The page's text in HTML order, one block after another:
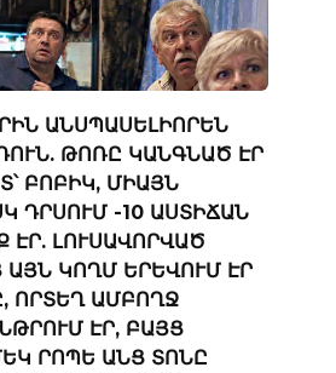
ԱՆՍՊԱՍԵԼԻՈՐԵՆ
ԹՈՌԸ ԿԱՆԳՆԱԾ ԷՐ
ԲՈԲԻԿ, ՄԻԱՅՆ
ԴՐՍՈՒՄ -10 ԱՍՏԻՃԱՆ
ԷՐ. ԼՈՒՍԱՎՈՐՎԱԾ
ԱՅՆ ԿՈՂՄ ԵՐԵՎՈՒՄ ԷՐ
ՈՐՏԵՂ ԱՄԲՈՂՋ
ԷՐ, ԲԱՅՑ
ՐՈՊԵ ԱՆՑ ՏՈՆԸ